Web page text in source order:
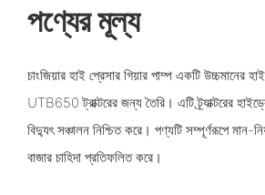
পণ্যের মূল্য
চাংজিয়ার হাই প্রেসার গিয়ার পাম্প একটি উচ্চমানের
UTB650 ট্রাক্টরের জন্য তৈরি। এটি ট্র্যাক্টরের
বিদ্যুৎ সঞ্চালন নিশ্চিত করে। পণ্যটি সম্পূর্ণরূপে মান-
বাজার চাহিদা প্রতিফলিত করে।